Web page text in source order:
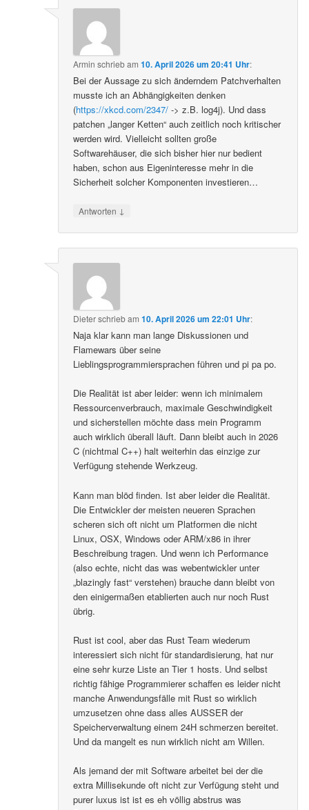
Armin schriebam10. April 2026 um 20:41 Uhr:
Bei der Aussage zu sich änderndem Patchverhalten
musste ich an Abhängigkeiten denken
(https://xkcd.com/2347/ -> z.B. log4j). Und dass
patchen „langer Ketten“ auch zeitlich noch kritischer
werden wird. Vielleicht sollten große
Softwarehäuser, die sich bisher hier nur bedient
haben, schon aus Eigeninteresse mehr in die
Sicherheit solcher Komponenten investieren…
Antworten ↓
Dieterschriebam10. April 2026 um 22:01 Uhr:
Naja klar kann man lange Diskussionen und
Flamewars über seine
Lieblingsprogrammiersprachen führen und pi pa po.
Die Realität ist aber leider: wenn ich minimalem
Ressourcenverbrauch, maximale Geschwindigkeit
und sicherstellen möchte dass mein Programm
auch wirklich überall läuft. Dann bleibt auch in 2026
C (nichtmal C++) halt weiterhin das einzige zur
Verfügung stehende Werkzeug.
Kann man blöd finden. Ist aber leider die Realität.
Die Entwickler der meisten neueren Sprachen
scheren sich oft nicht um Platformen die nicht
Linux, OSX, Windows oder ARM/x86 in ihrer
Beschreibung tragen. Und wenn ich Performance
(also echte, nicht das was webentwickler unter
„blazingly fast“ verstehen) brauche dann bleibt von
den einigermaßen etablierten auch nur noch Rust
übrig.
Rust ist cool, aber das Rust Team wiederum
interessiert sich nicht für standardisierung, hat nur
eine sehr kurze Liste an Tier 1 hosts. Und selbst
richtig fähige Programmierer schaffen es leider nicht
manche Anwendungsfälle mit Rust so wirklich
umzusetzen ohne dass alles AUSSER der
Speicherverwaltung einem 24H schmerzen bereitet.
Und da mangelt es nun wirklich nicht am Willen.
Als jemand der mit Software arbeitet bei der die
extra Millisekunde oft nicht zur Verfügung steht und
purer luxus ist ist es eh völlig abstrus was